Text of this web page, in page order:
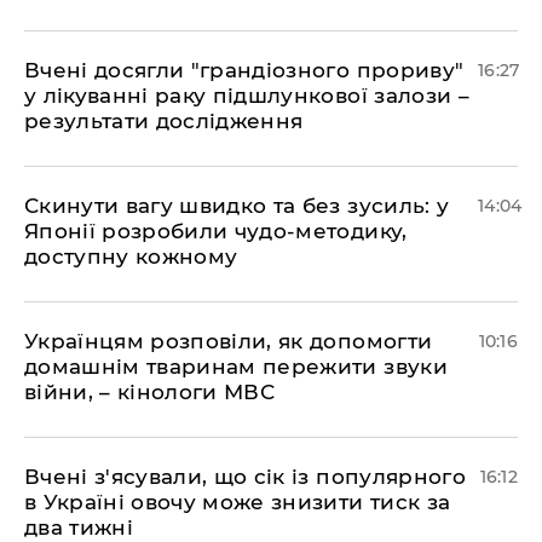
Вчені досягли "грандіозного прориву"
у лікуванні раку підшлункової залози –
результати дослідження
16:27
Скинути вагу швидко та без зусиль: у
Японії розробили чудо-методику,
доступну кожному
14:04
Українцям розповіли, як допомогти
домашнім тваринам пережити звуки
війни, – кінологи МВС
10:16
Вчені з'ясували, що сік із популярного
в Україні овочу може знизити тиск за
два тижні
16:12